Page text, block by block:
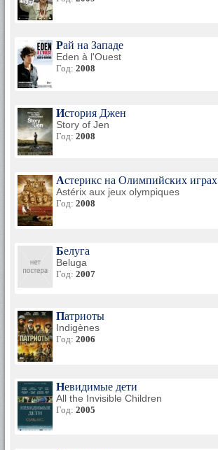
Рай на Западе
Eden à l'Ouest
Год: 2008
История Джен
Story of Jen
Год: 2008
Астерикс на Олимпийских играх
Astérix aux jeux olympiques
Год: 2008
Белуга
Beluga
Год: 2007
Патриоты
Indigènes
Год: 2006
Невидимые дети
All the Invisible Children
Год: 2005